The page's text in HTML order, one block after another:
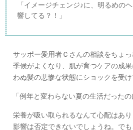
「イメージチェンジ♪に、明るめの
響してる？！」
サッポー愛用者Ｃさんの相談をちょっ
季候がよくなり、肌が育つケアの成
わぬ髪の悲惨な状態にショックを受け
「例年と変わらない夏の生活だった
栄養が吸い取られるなんて心配はあ
影響は否定できないでしょうね。で